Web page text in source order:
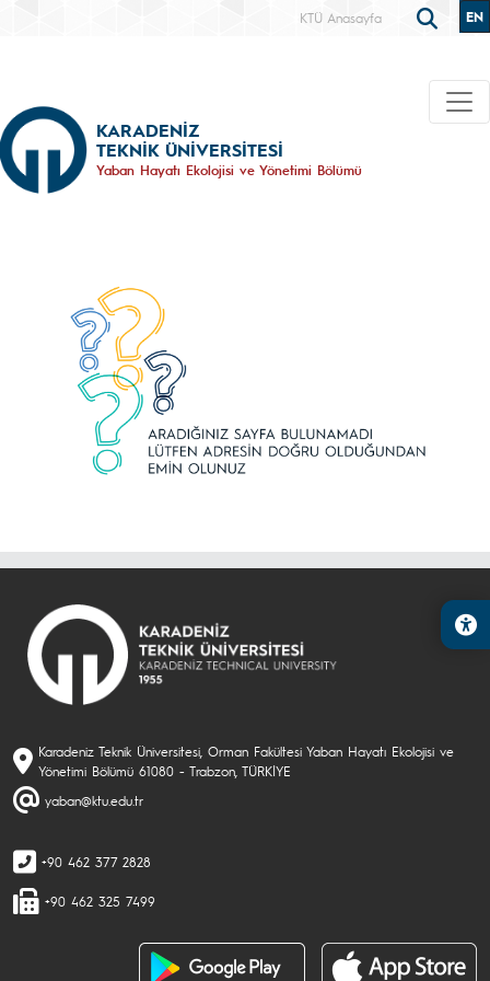
KTÜ Anasayfa EN
KARADENİZ
TEKNİK ÜNİVERSİTESİ
Yaban Hayatı Ekolojisi ve Yönetimi Bölümü
Karadeniz Teknik Üniversitesi, Orman Fakültesi Yaban Hayatı Ekolojisi ve
Yönetimi Bölümü 61080 - Trabzon, TÜRKİYE
yaban@ktu.edu.tr
+90 462 377 2828
+90 462 325 7499